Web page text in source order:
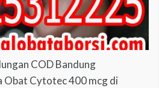
COD Bandung
Cytotec 400 mcg di